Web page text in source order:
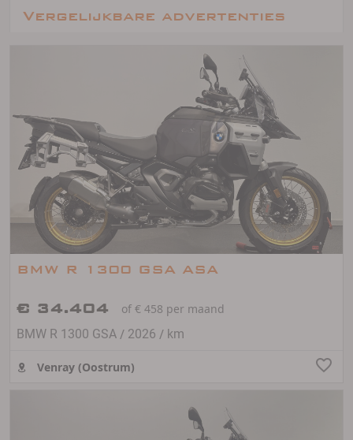
Vergelijkbare advertenties
BMW R 1300 GSA ASA
€ 34.404
of € 458 per maand
BMW R 1300 GSA / 2026 / km
Venray (Oostrum)